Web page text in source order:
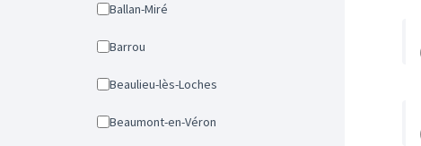
Ballan-Miré
Barrou
Beaulieu-lès-Loches
Beaumont-en-Véron